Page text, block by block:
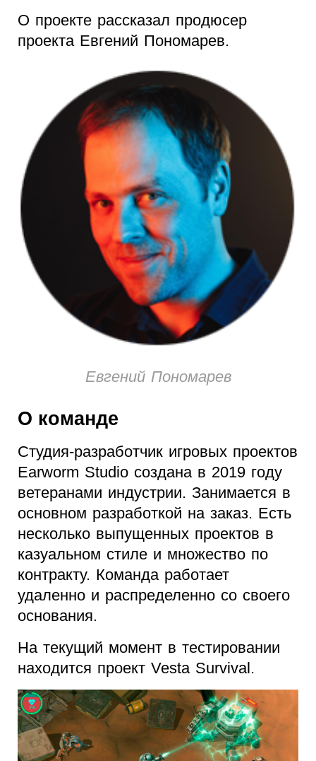
О проекте рассказал продюсер
проекта Евгений Пономарев.
Евгений Пономарев
О команде
Студия-разработчик игровых проектов
Earworm Studio создана в 2019 году
ветеранами индустрии. Занимается в
основном разработкой на заказ. Есть
несколько выпущенных проектов в
казуальном стиле и множество по
контракту. Команда работает
удаленно и распределенно со своего
основания.
На текущий момент в тестировании
находится проект Vesta Survival.